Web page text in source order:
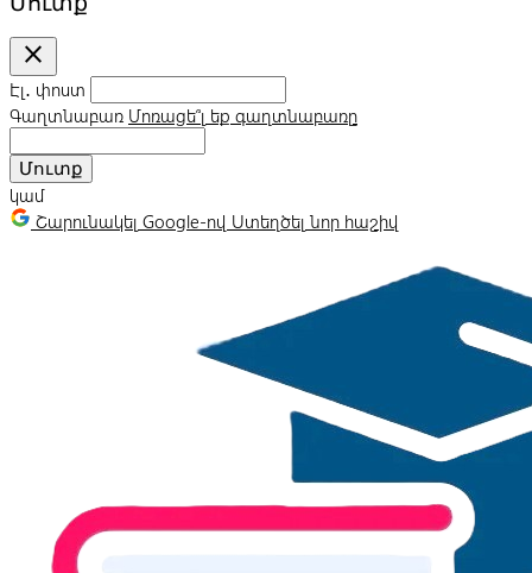
close
Էլ․ փոստ
Գաղտնաբառ Մոռացե՞լ եք գաղտնաբառը
Մուտք
կամ
Շարունակել Google-ով Ստեղծել նոր հաշիվ